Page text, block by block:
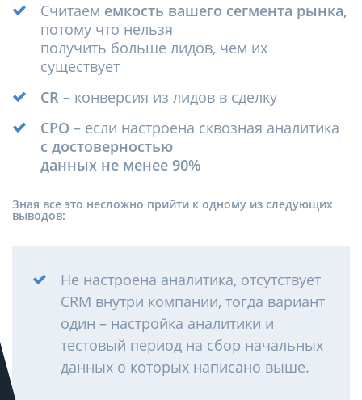
Считаем емкость вашего сегмента рынка,
потому что нельзя
получить больше лидов, чем их
существует
CR – конверсия из лидов в сделку
CPO – если настроена сквозная аналитика
с достоверностью
данных не менее 90%
Зная все это несложно прийти к одному из следующих
выводов:
Не настроена аналитика, отсутствует
CRM внутри компании, тогда вариант
один – настройка аналитики и
тестовый период на сбор начальных
данных о которых написано выше.